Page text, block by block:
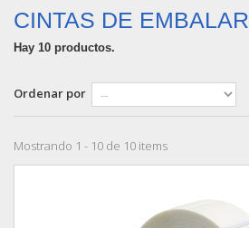
CINTAS DE EMBALAR
Hay 10 productos.
Ordenar por
Mostrando 1 - 10 de 10 items